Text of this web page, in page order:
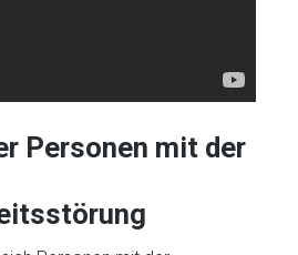
Personen mit der